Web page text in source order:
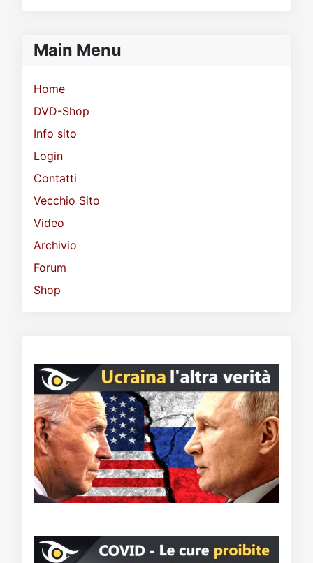
Main Menu
Home
DVD-Shop
Info sito
Login
Contatti
Vecchio Sito
Video
Archivio
Forum
Shop